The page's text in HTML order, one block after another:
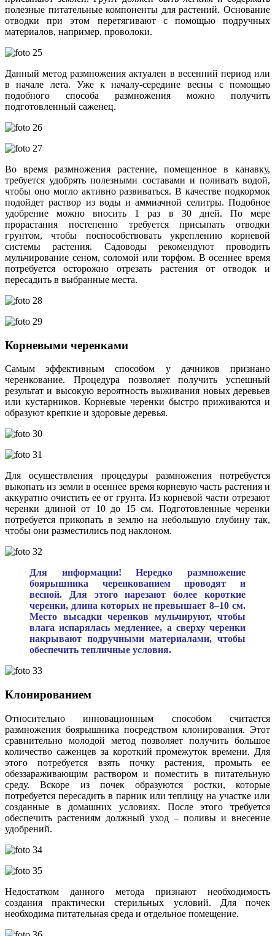
полезные питательные компоненты для растений. Основание
отводки при этом перетягивают с помощью подручных
материалов, например, проволоки.
Данный метод размножения актуален в весенний период или
в начале лета. Уже к началу-середине весны с помощью
подобного способа размножения можно получить
подготовленный саженец.
Во время размножения растение, помещенное в канавку,
требуется удобрять полезными составами и поливать водой,
чтобы оно могло активно развиваться. В качестве подкормок
подойдет раствор из воды и аммиачной селитры. Подобное
удобрение можно вносить 1 раз в 30 дней. По мере
прорастания постепенно требуется присыпать отводки
грунтом, чтобы поспособствовать укреплению корневой
системы растения. Садоводы рекомендуют проводить
мульчирование сеном, соломой или торфом. В осеннее время
потребуется осторожно отрезать растения от отводок и
пересадить в выбранные места.
Корневыми черенками
Самым эффективным способом у дачников признано
черенкование. Процедура позволяет получить успешный
результат и высокую вероятность выживания новых деревьев
или кустарников. Корневые черенки быстро приживаются и
образуют крепкие и здоровые деревья.
Для осуществления процедуры размножения потребуется
выкопать из земли в осеннее время корневую часть растения и
аккуратно очистить ее от грунта. Из корневой части отрезают
черенки длиной от 10 до 15 см. Подготовленные черенки
потребуется прикопать в землю на небольшую глубину так,
чтобы они разместились под наклоном.
Для информации! Нередко размножение
боярышника черенкованием проводят и
весной. Для этого нарезают более короткие
черенки, длина которых не превышает 8–10 см.
Место высадки черенков мульчируют, чтобы
влага испарялась медленнее, а сверху черенки
накрывают подручными материалами, чтобы
обеспечить тепличные условия.
Клонированием
Относительно инновационным способом считается
размножения боярышника посредством клонирования. Этот
сравнительно молодой метод позволяет получить большое
количество саженцев за короткий промежуток времени. Для
этого потребуется взять почку растения, промыть ее
обеззараживающим раствором и поместить в питательную
среду. Вскоре из почек образуются ростки, которые
потребуется пересадить в парник или теплицу на участке или
созданные в домашних условиях. После этого требуется
обеспечить растениям должный уход – поливы и внесение
удобрений.
Недостатком данного метода признают необходимость
создания практически стерильных условий. Для почек
необходима питательная среда и отдельное помещение.